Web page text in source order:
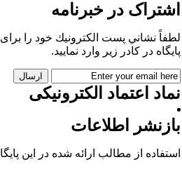
در خبرنامه
نشاني پست الكترونيك خود را برای
در كادر زير وارد نمایید.
اعتماد الکترونیکی
اطلاعات
از مطالب ارائه شده در این